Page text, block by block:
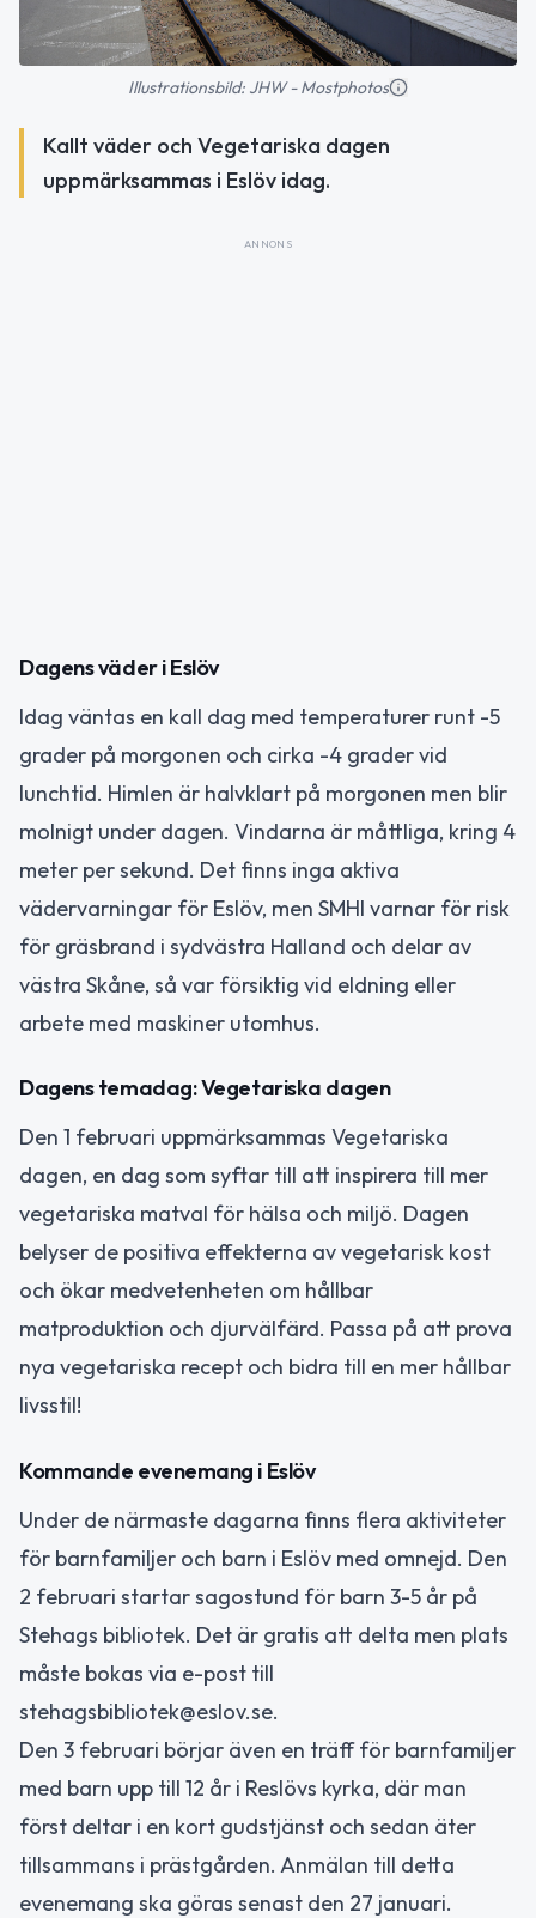
Illustrationsbild: JHW - Mostphotos
Kallt väder och Vegetariska dagen
uppmärksammas i Eslöv idag.
ANNONS
Dagens väder i Eslöv
Idag väntas en kall dag med temperaturer runt -5
grader på morgonen och cirka -4 grader vid
lunchtid. Himlen är halvklart på morgonen men blir
molnigt under dagen. Vindarna är måttliga, kring 4
meter per sekund. Det finns inga aktiva
vädervarningar för Eslöv, men SMHI varnar för risk
för gräsbrand i sydvästra Halland och delar av
västra Skåne, så var försiktig vid eldning eller
arbete med maskiner utomhus.
Dagens temadag: Vegetariska dagen
Den 1 februari uppmärksammas Vegetariska
dagen, en dag som syftar till att inspirera till mer
vegetariska matval för hälsa och miljö. Dagen
belyser de positiva effekterna av vegetarisk kost
och ökar medvetenheten om hållbar
matproduktion och djurvälfärd. Passa på att prova
nya vegetariska recept och bidra till en mer hållbar
livsstil!
Kommande evenemang i Eslöv
Under de närmaste dagarna finns flera aktiviteter
för barnfamiljer och barn i Eslöv med omnejd. Den
2 februari startar sagostund för barn 3-5 år på
Stehags bibliotek. Det är gratis att delta men plats
måste bokas via e-post till
stehagsbibliotek@eslov.se.
Den 3 februari börjar även en träff för barnfamiljer
med barn upp till 12 år i Reslövs kyrka, där man
först deltar i en kort gudstjänst och sedan äter
tillsammans i prästgården. Anmälan till detta
evenemang ska göras senast den 27 januari.